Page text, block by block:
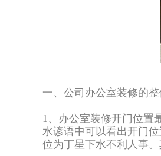
一、公司办公室装修的整
1、办公室装修开门位置
水谚语中可以看出开门
位为丁星下水不利人事